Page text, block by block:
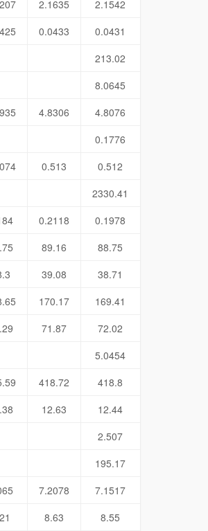
2.1635
2.1542
0.0433
0.0431
213.02
8.0645
4.8306
4.8076
0.1776
0.513
0.512
2330.41
0.2118
0.1978
89.16
88.75
39.08
38.71
170.17
169.41
71.87
72.02
5.0454
418.72
418.8
12.63
12.44
2.507
195.17
7.2078
7.1517
8.63
8.55